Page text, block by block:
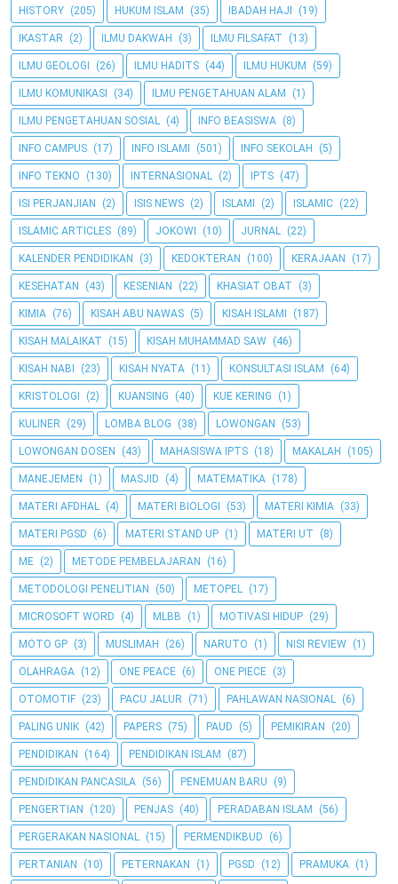
HISTORY (205) HUKUM ISLAM (35) IBADAH HAJI (19)
IKASTAR (2) ILMU DAKWAH (3) ILMU FILSAFAT (13)
ILMU GEOLOGI (26) ILMU HADITS (44) ILMU HUKUM (59)
ILMU KOMUNIKASI (34) ILMU PENGETAHUAN ALAM (1)
ILMU PENGETAHUAN SOSIAL (4) INFO BEASISWA (8)
INFO CAMPUS (17) INFO ISLAMI (501) INFO SEKOLAH (5)
INFO TEKNO (130) INTERNASIONAL (2) IPTS (47)
ISI PERJANJIAN (2) ISIS NEWS (2) ISLAMI (2) ISLAMIC (22)
ISLAMIC ARTICLES (89) JOKOWI (10) JURNAL (22)
KALENDER PENDIDIKAN (3) KEDOKTERAN (100) KERAJAAN (17)
KESEHATAN (43) KESENIAN (22) KHASIAT OBAT (3)
KIMIA (76) KISAH ABU NAWAS (5) KISAH ISLAMI (187)
KISAH MALAIKAT (15) KISAH MUHAMMAD SAW (46)
KISAH NABI (23) KISAH NYATA (11) KONSULTASI ISLAM (64)
KRISTOLOGI (2) KUANSING (40) KUE KERING (1)
KULINER (29) LOMBA BLOG (38) LOWONGAN (53)
LOWONGAN DOSEN (43) MAHASISWA IPTS (18) MAKALAH (105)
MANEJEMEN (1) MASJID (4) MATEMATIKA (178)
MATERI AFDHAL (4) MATERI BIOLOGI (53) MATERI KIMIA (33)
MATERI PGSD (6) MATERI STAND UP (1) MATERI UT (8)
ME (2) METODE PEMBELAJARAN (16)
METODOLOGI PENELITIAN (50) METOPEL (17)
MICROSOFT WORD (4) MLBB (1) MOTIVASI HIDUP (29)
MOTO GP (3) MUSLIMAH (26) NARUTO (1) NISI REVIEW (1)
OLAHRAGA (12) ONE PEACE (6) ONE PIECE (3)
OTOMOTIF (23) PACU JALUR (71) PAHLAWAN NASIONAL (6)
PALING UNIK (42) PAPERS (75) PAUD (5) PEMIKIRAN (20)
PENDIDIKAN (164) PENDIDIKAN ISLAM (87)
PENDIDIKAN PANCASILA (56) PENEMUAN BARU (9)
PENGERTIAN (120) PENJAS (40) PERADABAN ISLAM (56)
PERGERAKAN NASIONAL (15) PERMENDIKBUD (6)
PERTANIAN (10) PETERNAKAN (1) PGSD (12) PRAMUKA (1)